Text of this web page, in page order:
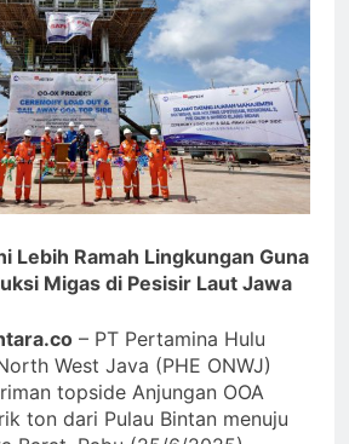
Lebih Ramah Lingkungan Guna
Migas di Pesisir Laut Jawa
– PT Pertamina Hulu
West Java (PHE ONWJ)
topside Anjungan OOA
ton dari Pulau Bintan menuju